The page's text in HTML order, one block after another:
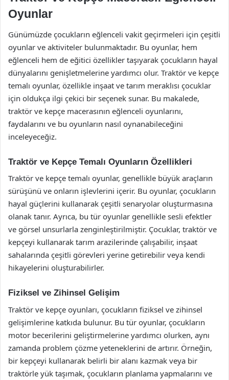
Oyunlar
Günümüzde çocukların eğlenceli vakit geçirmeleri için çeşitli
oyunlar ve aktiviteler bulunmaktadır. Bu oyunlar, hem
eğlenceli hem de eğitici özellikler taşıyarak çocukların hayal
dünyalarını genişletmelerine yardımcı olur. Traktör ve kepçe
temalı oyunlar, özellikle inşaat ve tarım meraklısı çocuklar
için oldukça ilgi çekici bir seçenek sunar. Bu makalede,
traktör ve kepçe macerasının eğlenceli oyunlarını,
faydalarını ve bu oyunların nasıl oynanabileceğini
inceleyeceğiz.
Traktör ve Kepçe Temalı Oyunların Özellikleri
Traktör ve kepçe temalı oyunlar, genellikle büyük araçların
sürüşünü ve onların işlevlerini içerir. Bu oyunlar, çocukların
hayal güçlerini kullanarak çeşitli senaryolar oluşturmasına
olanak tanır. Ayrıca, bu tür oyunlar genellikle sesli efektler
ve görsel unsurlarla zenginleştirilmiştir. Çocuklar, traktör ve
kepçeyi kullanarak tarım arazilerinde çalışabilir, inşaat
sahalarında çeşitli görevleri yerine getirebilir veya kendi
hikayelerini oluşturabilirler.
Fiziksel ve Zihinsel Gelişim
Traktör ve kepçe oyunları, çocukların fiziksel ve zihinsel
gelişimlerine katkıda bulunur. Bu tür oyunlar, çocukların
motor becerilerini geliştirmelerine yardımcı olurken, aynı
zamanda problem çözme yeteneklerini de artırır. Örneğin,
bir kepçeyi kullanarak belirli bir alanı kazmak veya bir
traktörle yük taşımak, çocukların planlama yapmalarını ve